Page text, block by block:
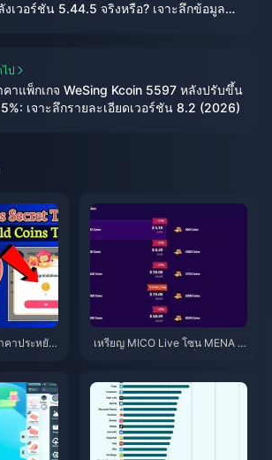
งเวอร์ชัน 5.44.5 จริงหรือ? เจาะลึกข้อมูล
ไป
คาแพ็กเกจ WeSing Kcoin 5597 หลังปรับขึ้น
เจาะลึกรายละเอียดเวอร์ชัน 8.2 (2026)
คาประหยัด
เหรียญ MICO Live โซน MENA ห